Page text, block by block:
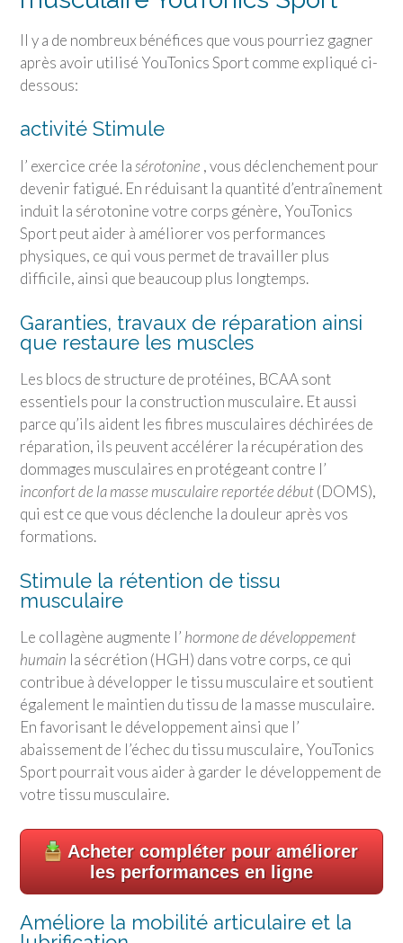
Il y a de nombreux bénéfices que vous pourriez gagner
après avoir utilisé YouTonics Sportcomme expliqué ci-
dessous:
activité Stimule
l’ exercice crée lasérotonine , vous déclenchement pour
devenir fatigué. En réduisant la quantité d’entraînement
induit la sérotonine votre corps génère, YouTonics
Sportpeut aider à améliorer vos performances
physiques, ce qui vous permet de travailler plus
difficile, ainsi que beaucoup plus longtemps.
Garanties, travaux de réparation ainsi
que restaure les muscles
Les blocs de structure de protéines, BCAA sont
essentiels pour la construction musculaire. Et aussi
parce qu’ils aident les fibres musculaires déchirées de
réparation, ils peuvent accélérer la récupération des
dommages musculaires en protégeant contre l’
inconfort de la masse musculaire reportée début(DOMS),
qui est ce que vous déclenche la douleur après vos
formations.
Stimule la rétention de tissu
musculaire
Le collagène augmente l’ hormone de développement
humain la sécrétion (HGH) dans votre corps, ce qui
contribue à développer le tissu musculaire et soutient
également le maintien du tissu de la masse musculaire.
En favorisant le développement ainsi que l’
abaissement de l’échec du tissu musculaire, YouTonics
Sportpourrait vous aider à garder le développement de
votre tissu musculaire.
Acheter compléter pour améliorer
les performances en ligne
Améliore la mobilité articulaire et la